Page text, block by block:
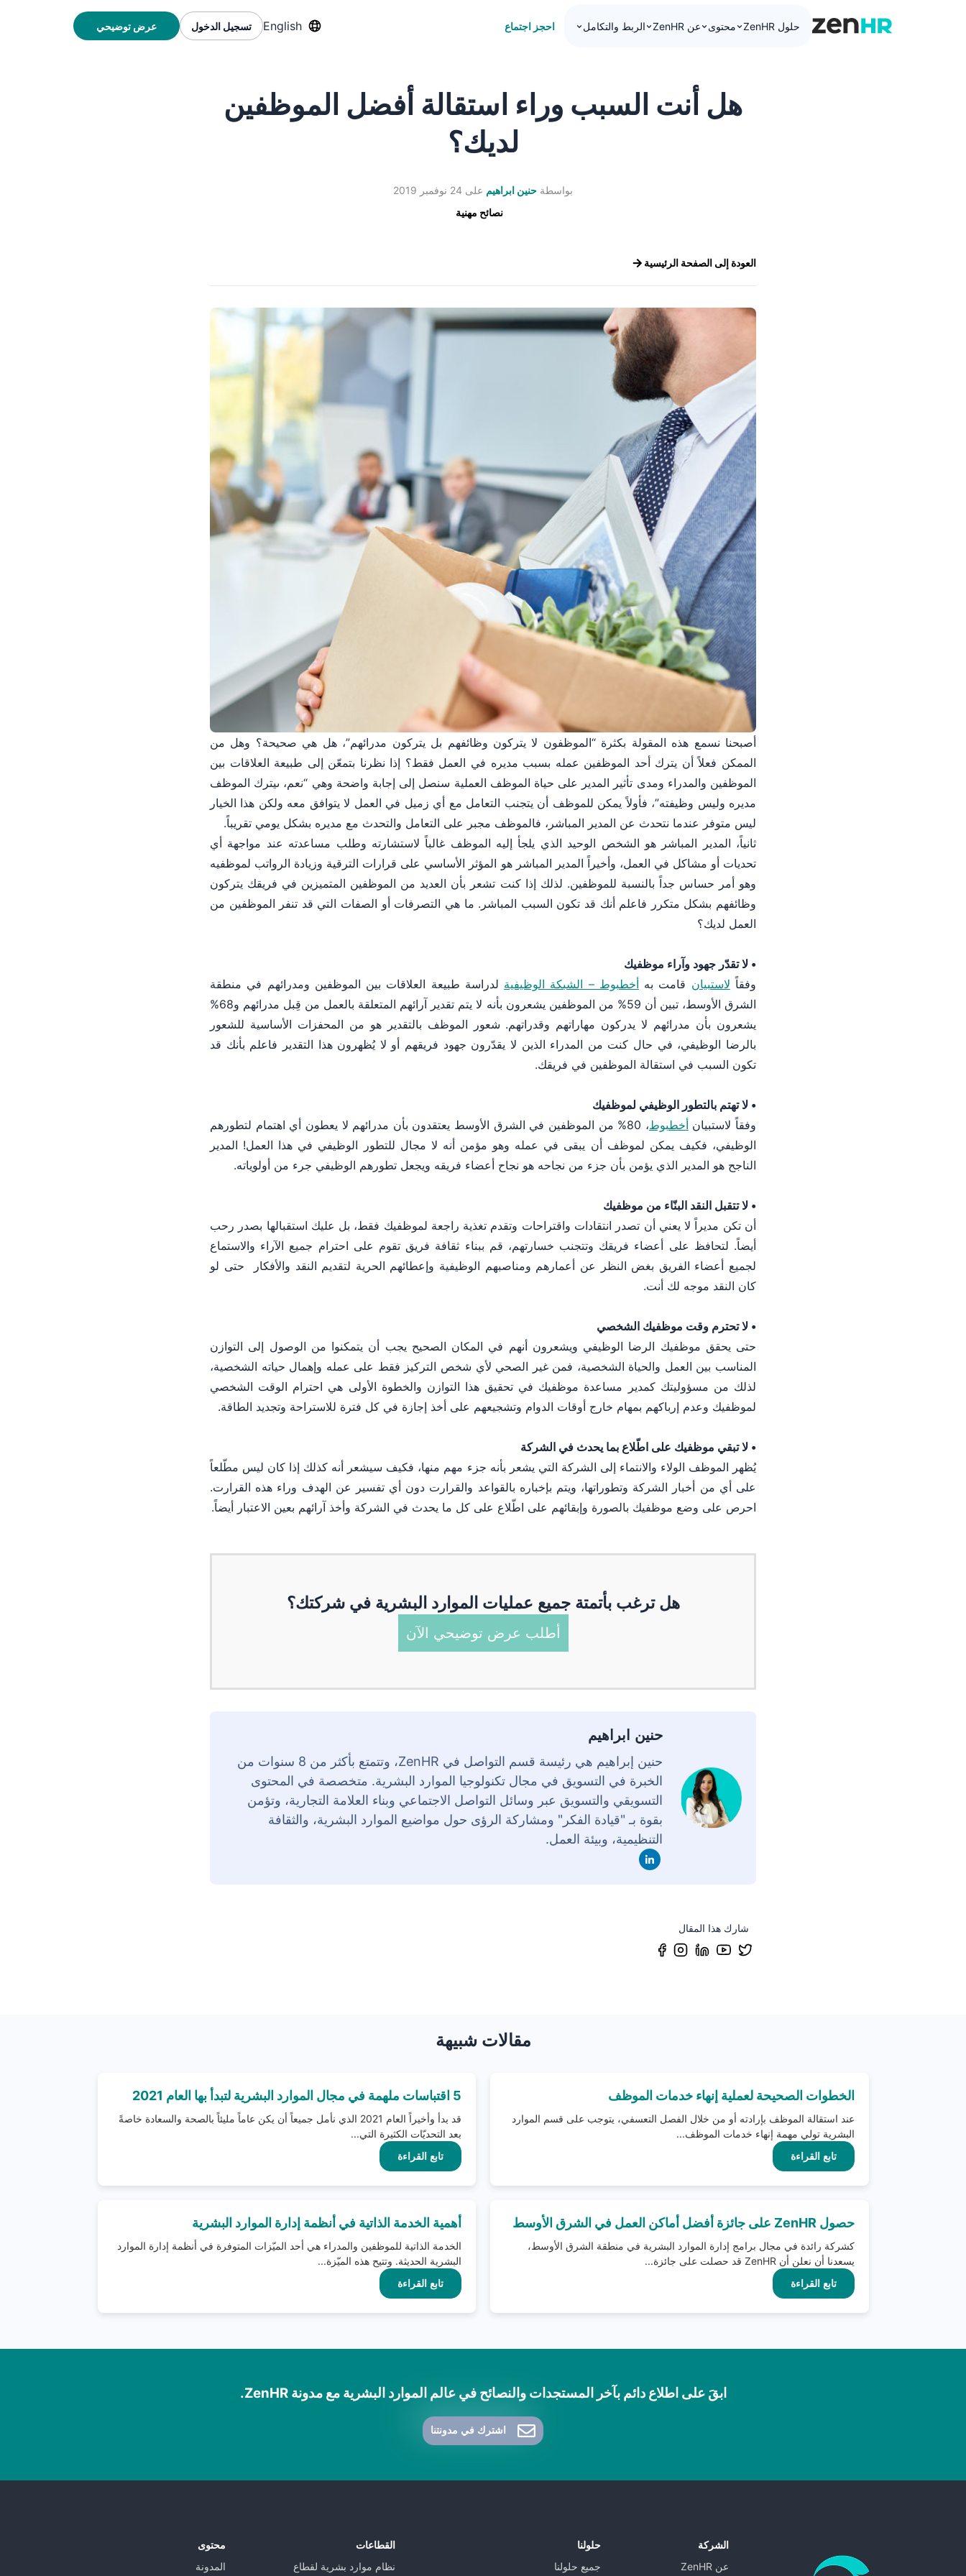
حلول ZenHR محتوى عن ZenHR الربط والتكامل احجز اجتماع English تسجيل الدخول عرض توضيحي
هل أنت السبب وراء استقالة أفضل الموظفين
لديك؟
بواسطة حنين ابراهيم على 24 نوفمبر 2019
نصائح مهنية
العودة إلى الصفحة الرئيسية
أصبحنا نسمع هذه المقولة بكثرة “الموظفون لا يتركون وظائفهم بل يتركون مدرائهم”، هل هي صحيحة؟ وهل من
الممكن فعلاً أن يترك أحد الموظفين عمله بسبب مديره في العمل فقط؟ إذا نظرنا بتمعّن إلى طبيعة العلاقات بين
الموظفين والمدراء ومدى تأثير المدير على حياة الموظف العملية سنصل إلى إجابة واضحة وهي “نعم، ىيترك الموظف
مديره وليس وظيفته”، فأولاً يمكن للموظف أن يتجنب التعامل مع أي زميل في العمل لا يتوافق معه ولكن هذا الخيار
ليس متوفر عندما نتحدث عن المدير المباشر، فالموظف مجبر على التعامل والتحدث مع مديره بشكل يومي تقريباً.
ثانياً، المدير المباشر هو الشخص الوحيد الذي يلجأ إليه الموظف غالباً لاستشارته وطلب مساعدته عند مواجهة أي
تحديات أو مشاكل في العمل، وأخيراً المدير المباشر هو المؤثر الأساسي على قرارات الترقية وزيادة الرواتب لموظفيه
وهو أمر حساس جداً بالنسبة للموظفين. لذلك إذا كنت تشعر بأن العديد من الموظفين المتميزين في فريقك يتركون
وظائفهم بشكل متكرر فاعلم أنك قد تكون السبب المباشر. ما هي التصرفات أو الصفات التي قد تنفر الموظفين من
العمل لديك؟
• لا تقدّر جهود وآراء موظفيك
وفقاً لاستبيان قامت بهأخطبوط – الشبكة الوظيفية لدراسة طبيعة العلاقات بين الموظفين ومدرائهم في منطقة
الشرق الأوسط، تبين أن 59% من الموظفين يشعرون بأنه لا يتم تقدير آرائهم المتعلقة بالعمل من قِبل مدرائهم و68%
يشعرون بأن مدرائهم لا يدركون مهاراتهم وقدراتهم. شعور الموظف بالتقدير هو من المحفزات الأساسية للشعور
بالرضا الوظيفي، في حال كنت من المدراء الذين لا يقدّرون جهود فريقهم أو لا يُظهرون هذا التقدير فاعلم بأنك قد
تكون السبب في استقالة الموظفين في فريقك.
• لا تهتم بالتطور الوظيفي لموظفيك
وفقاً لاستبيانأخطبوط
، 80% من الموظفين في الشرق الأوسط يعتقدون بأن مدرائهم لا يعطون أي اهتمام لتطورهم
الوظيفي، فكيف يمكن لموظف أن يبقى في عمله وهو مؤمن أنه لا مجال للتطور الوظيفي في هذا العمل! المدير
الناجح هو المدير الذي يؤمن بأن جزء من نجاحه هو نجاح أعضاء فريقه ويجعل تطورهم الوظيفي جرء من أولوياته.
• لا تتقبل النقد البنّاء من موظفيك
أن تكن مديراً لا يعني أن تصدر انتقادات واقتراحات وتقدم تغذية راجعة لموظفيك فقط، بل عليك استقبالها بصدر رحب
أيضاً. لتحافظ على أعضاء فريقك وتتجنب خسارتهم، قم ببناء ثقافة فريق تقوم على احترام جميع الآراء والاستماع
لجميع أعضاء الفريق بغض النظر عن أعمارهم ومناصبهم الوظيفية وإعطائهم الحرية لتقديم النقد والأفكار حتى لو
كان النقد موجه لك أنت.
• لا تحترم وقت موظفيك الشخصي
حتى يحقق موظفيك الرضا الوظيفي ويشعرون أنهم في المكان الصحيح يجب أن يتمكنوا من الوصول إلى التوازن
المناسب بين العمل والحياة الشخصية، فمن غير الصحي لأي شخص التركيز فقط على عمله وإهمال حياته الشخصية،
لذلك من مسؤوليتك كمدير مساعدة موظفيك في تحقيق هذا التوازن والخطوة الأولى هي احترام الوقت الشخصي
لموظفيك وعدم إرباكهم بمهام خارج أوقات الدوام وتشجيعهم على أخذ إجازة في كل فترة للاستراحة وتجديد الطاقة.
• لا تبقي موظفيك على اطّلاع بما يحدث في الشركة
يُظهر الموظف الولاء والانتماء إلى الشركة التي يشعر بأنه جزء مهم منها، فكيف سيشعر أنه كذلك إذا كان ليس مطّلعاً
على أي من أخبار الشركة وتطوراتها، ويتم بإخباره بالقواعد والقرارت دون أي تفسير عن الهدف وراء هذه القرارت.
احرص على وضع موظفيك بالصورة وإبقائهم على اطّلاع على كل ما يحدث في الشركة وأخذ آرائهم بعين الاعتبار أيضاً.
هل ترغب بأتمتة جميع عمليات الموارد البشرية في شركتك؟
أطلب عرض توضيحي الآن
حنين ابراهيم
حنين إبراهيم هي رئيسة قسم التواصل في ZenHR، وتتمتع بأكثر من 8 سنوات من
الخبرة في التسويق في مجال تكنولوجيا الموارد البشرية. متخصصة في المحتوى
التسويقي والتسويق عبر وسائل التواصل الاجتماعي وبناء العلامة التجارية، وتؤمن
بقوة بـ "قيادة الفكر" ومشاركة الرؤى حول مواضيع الموارد البشرية، والثقافة
التنظيمية، وبيئة العمل.
شارك هذا المقال
مقالات شبيهة
الخطوات الصحيحة لعملية إنهاء خدمات الموظف
عند استقالة الموظف بإرادته أو من خلال الفصل التعسفي، يتوجب على قسم الموارد
البشرية تولي مهمة إنهاء خدمات الموظف...
تابع القراءة
5 اقتباسات ملهمة في مجال الموارد البشرية لتبدأ بها العام 2021
قد بدأ وأخيراً العام 2021 الذي نأمل جميعاً أن يكن عاماً مليئاً بالصحة والسعادة خاصةً
بعد التحديّات الكثيرة التي...
تابع القراءة
حصول ZenHR على جائزة أفضل أماكن العمل في الشرق الأوسط
كشركة رائدة في مجال برامج إدارة الموارد البشرية في منطقة الشرق الأوسط،
يسعدنا أن نعلن أن ZenHR قد حصلت على جائزة...
تابع القراءة
أهمية الخدمة الذاتية في أنظمة إدارة الموارد البشرية
الخدمة الذاتية للموظفين والمدراء هي أحد الميّزات المتوفرة في أنظمة إدارة الموارد
البشرية الحديثة. وتتيح هذه الميّزة...
تابع القراءة
ابقَ على اطلاع دائم بآخر المستجدات والنصائح في عالم الموارد البشرية مع مدونة ZenHR.
اشترك في مدونتنا
الشركة
عن ZenHR
حلولنا
جميع حلولنا
القطاعات
نظام موارد بشرية لقطاع
محتوى
المدونة